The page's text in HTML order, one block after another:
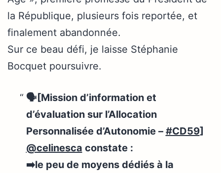
la République, plusieurs fois reportée, et
finalement abandonnée.
Sur ce beau défi, je laisse Stéphanie
Bocquet poursuivre.
🗣️[Mission d’information et
d’évaluation sur l’Allocation
Personnalisée d’Autonomie – #CD59]
@celinesca constate :
➡️le peu de moyens dédiés à la